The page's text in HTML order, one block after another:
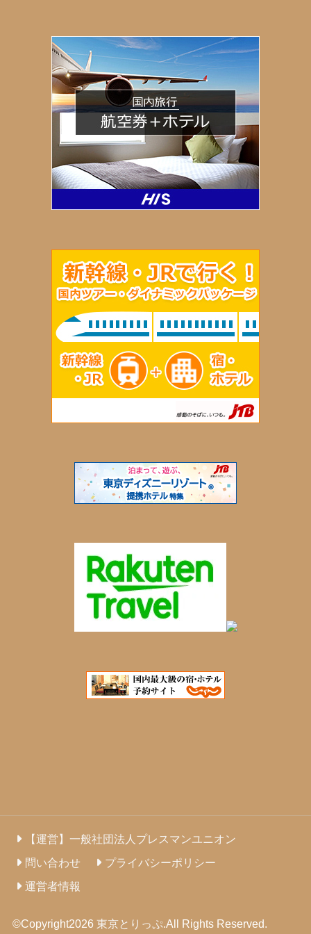
【運営】一般社団法人プレスマンユニオン
問い合わせ
プライバシーポリシー
運営者情報
©Copyright2026 東京とりっぷ.All Rights Reserved.